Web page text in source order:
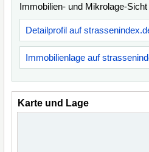
Immobilien- und Mikrolage-Sicht
Detailprofil auf
Immobilienlage auf
Karte und Lage